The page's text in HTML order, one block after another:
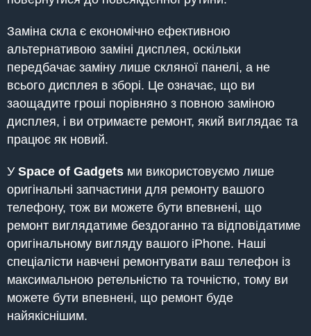
Заміна скла є економічно ефективною
альтернативою заміні дисплея, оскільки
передбачає заміну лише скляної панелі, а не
всього дисплея в зборі. Це означає, що ви
заощадите гроші порівняно з повною заміною
дисплея, і ви отримаєте ремонт, який виглядає та
працює як новий.
У Space of Gadgets ми використовуємо лише
оригінальні запчастини для ремонту вашого
телефону, тож ви можете бути впевнені, що
ремонт виглядатиме бездоганно та відповідатиме
оригінальному вигляду вашого iPhone. Наші
спеціалісти навчені ремонтувати ваш телефон із
максимальною ретельністю та точністю, тому ви
можете бути впевнені, що ремонт буде
найякіснішим.